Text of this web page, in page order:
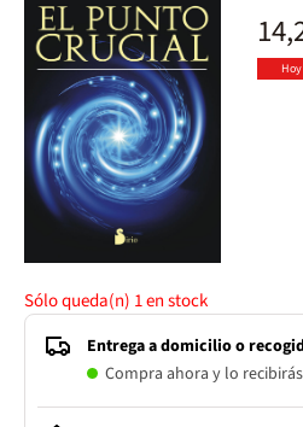
Sólo queda(n) 1en stock
Entrega a domicilio o
Compra ahora y lo